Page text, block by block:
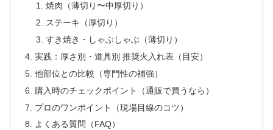
焼肉（薄切り〜中厚切り）
ステーキ（厚切り）
すき焼き・しゃぶしゃぶ（薄切り）
実践：厚さ別・道具別 推奨火入れ表（目安）
他部位との比較（専門性の補強）
購入時のチェックポイント（通販で買うなら）
プロのワンポイント（現場目線のコツ）
よくある質問（FAQ）